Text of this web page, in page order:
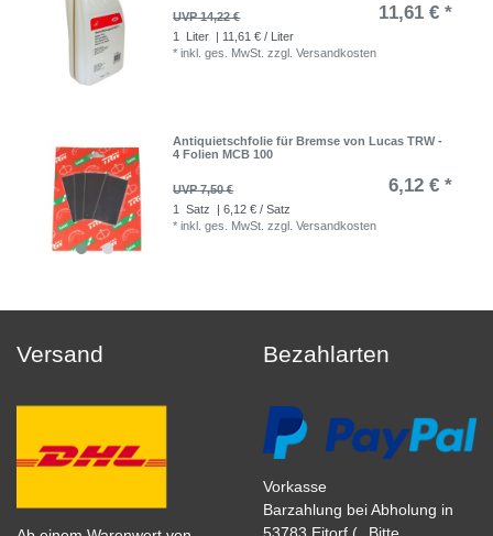
UVP 14,22 € 11,61 € *
1 Liter | 11,61 € / Liter
*inkl. ges. MwSt. zzgl.Versandkosten
Antiquietschfolie für Bremse von Lucas TRW -
4 Folien MCB 100
UVP 7,50 € 6,12 € *
1 Satz
| 6,12 € / Satz
*inkl. ges. MwSt. zzgl.Versandkosten
Versand Bezahlarten
Vorkasse
Barzahlung bei Abholung in
53783 Eitorf (
Bitte